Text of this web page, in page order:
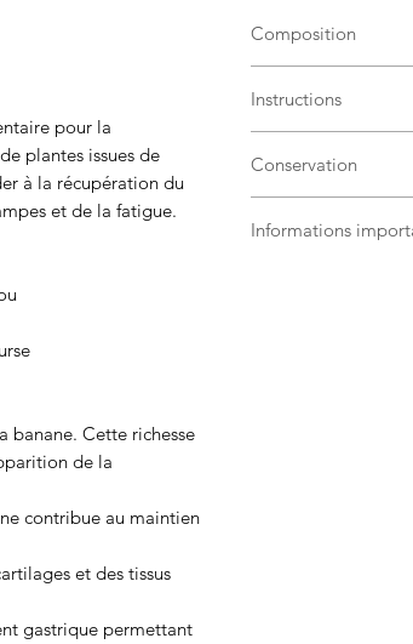
pour la
plantes issues de
à la récupération du
et de la fatigue.
banane. Cette richesse
de la
contribue au maintien
et des tissus
gastrique permettant
Composition
Plantes bio
vitis vinifera)
Ce produit est
d'un sourcing
Instructions
Bien refermer
Formulé pour
Conservation
À l’abri de la
Informations